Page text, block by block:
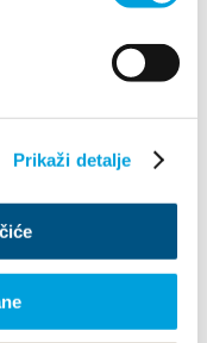
Prikaži detalje